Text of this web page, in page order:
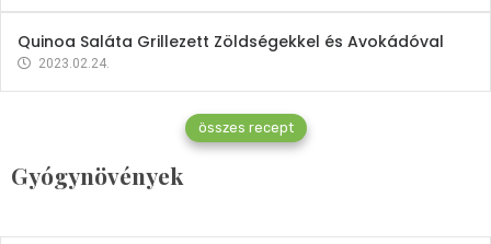
Quinoa Saláta Grillezett Zöldségekkel és Avokádóval
2023.02.24.
összes recept
Gyógynövények
Gyógynövények
Mindent a petrezselyemről
2023.12.21.